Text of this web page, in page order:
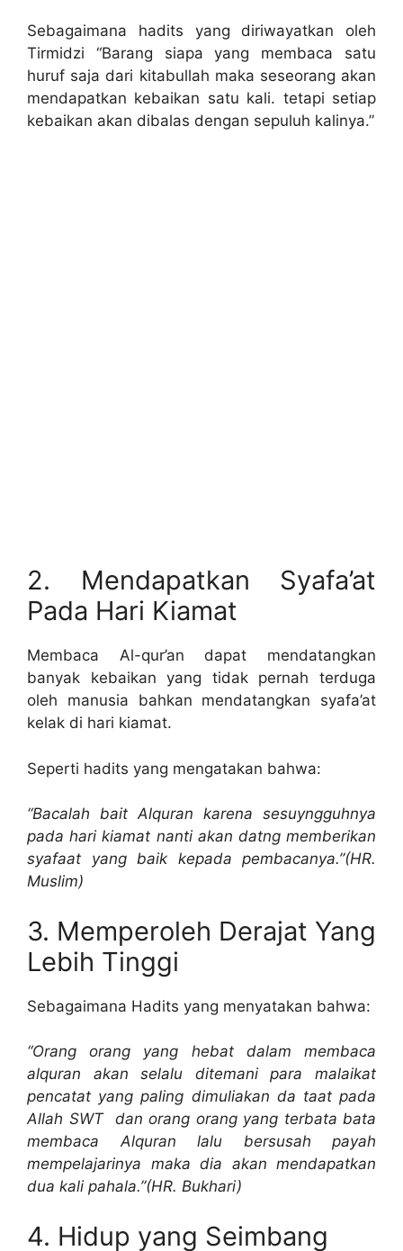
Sebagaimana hadits yang diriwayatkan oleh
Tirmidzi “Barang siapa yang membaca satu
huruf saja dari kitabullah maka seseorang akan
mendapatkan kebaikan satu kali. tetapi setiap
kebaikan akan dibalas dengan sepuluh kalinya.”
2. Mendapatkan Syafa’at
Pada Hari Kiamat
Membaca Al-qur’an dapat mendatangkan
banyak kebaikan yang tidak pernah terduga
oleh manusia bahkan mendatangkan syafa’at
kelak di hari kiamat.
Seperti hadits yang mengatakan bahwa:
“Bacalah bait Alquran karena sesuyngguhnya
pada hari kiamat nanti akan datng memberikan
syafaat yang baik kepada pembacanya.”(HR.
Muslim)
3. Memperoleh Derajat Yang
Lebih Tinggi
Sebagaimana Hadits yang menyatakan bahwa:
“Orang orang yang hebat dalam membaca
alquran akan selalu ditemani para malaikat
pencatat yang paling dimuliakan da taat pada
Allah SWT dan orang orang yang terbata bata
membaca Alquran lalu bersusah payah
mempelajarinya maka dia akan mendapatkan
dua kali pahala.”(HR. Bukhari)
4. Hidup yang Seimbang